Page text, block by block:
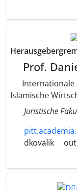
Prof.
Islamische
Juristische
dkovalik